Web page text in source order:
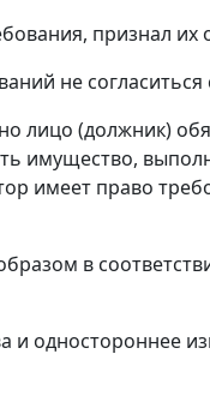
признал
не
лицо (должник)
имущество,
имеет право
в
одностороннее